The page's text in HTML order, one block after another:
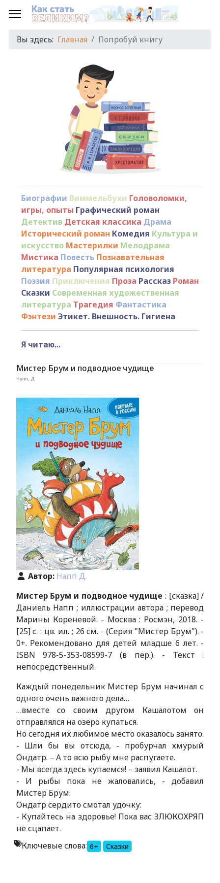
Вы здесь: Главная Попробуй книгу
Биографии Виммельбухи Головоломки,
игры, опыты Графический роман
Детектив Детская классика Драма
Исторический роман Комедия Культура и
искусство Мастерилки Мелодрама
Мистика Повесть Познавательная
литература Популярная психология
Поэзия Приключения Проза Рассказ Роман
Сказки Современная художественная
литература Трагедия Фантастика
Фэнтези Этикет. Внешность. Гигиена
Я читаю...
Мистер Брум и подводное чудище
Напп, Д.
Автор: Напп Д.
Мистер Брум и подводное чудище : [сказка] /
Даниель Напп ; иллюстрации автора ; перевод
Марины Кореневой. - Москва : Росмэн, 2018. -
[25] с. : цв. ил. ; 26 см. - (Серия "Мистер Брум"). -
0+. Рекомендовано для детей младше 6 лет. -
ISBN 978-5-353-08599-7 (в пер.). - Текст :
непосредственный.
Каждый понедельник Мистер Брум начинал с
одного очень важного дела…
…вместе со своим другом Кашалотом он
отправлялся на озеро купаться.
Но сегодня их любимое место оказалось занято.
- Шли бы вы отсюда, - пробурчал хмурый
Ондатр. – А то всю рыбу мне распугаете.
- Мы всегда здесь купаемся! – заявил Кашалот.
- И рыбы пока не жаловались, - добавил
Мистер Брум.
Ондатр сердито смотал удочку:
- Купайтесь на здоровье! Пока вас ЗЛЮКОХРЯП
не сцапает.
Ключевые слова: 6+ Сказки